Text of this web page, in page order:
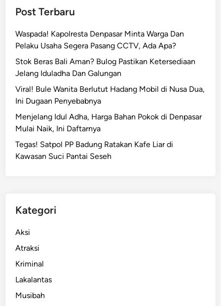
Post Terbaru
Waspada! Kapolresta Denpasar Minta Warga Dan
Pelaku Usaha Segera Pasang CCTV, Ada Apa?
Stok Beras Bali Aman? Bulog Pastikan Ketersediaan
Jelang Iduladha Dan Galungan
Viral! Bule Wanita Berlutut Hadang Mobil di Nusa Dua,
Ini Dugaan Penyebabnya
Menjelang Idul Adha, Harga Bahan Pokok di Denpasar
Mulai Naik, Ini Daftarnya
Tegas! Satpol PP Badung Ratakan Kafe Liar di
Kawasan Suci Pantai Seseh
Kategori
Aksi
Atraksi
Kriminal
Lakalantas
Musibah